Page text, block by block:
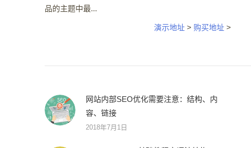
品的主题中最...
演示地址 > 购买地址 >
网站内部SEO优化需要注意：结构、内
容、链接
2018年7月1日